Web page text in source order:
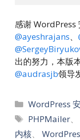
感谢 WordPress
@ayeshrajans、
出的努力，本版
@audrasjb领导
分
类
WordPress
标
签
PHPMailer
内核、